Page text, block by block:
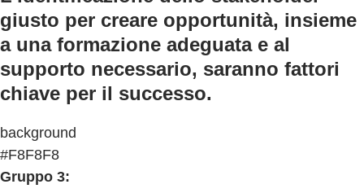
giusto per creare opportunità, insieme
a una formazione adeguata e al
supporto necessario, saranno fattori
chiave per il successo.
background
#F8F8F8
Gruppo 3: